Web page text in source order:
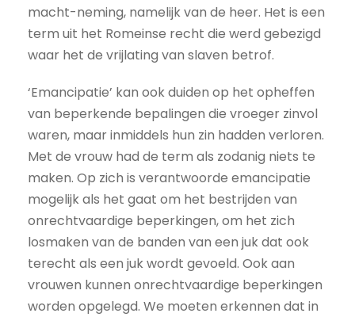
macht-neming, namelijk van de heer. Het is een
term uit het Romeinse recht die werd gebezigd
waar het de vrijlating van slaven betrof.
‘Emancipatie’ kan ook duiden op het opheffen
van beperkende bepalingen die vroeger zinvol
waren, maar inmiddels hun zin hadden verloren.
Met de vrouw had de term als zodanig niets te
maken. Op zich is verantwoorde emancipatie
mogelijk als het gaat om het bestrijden van
onrechtvaardige beperkingen, om het zich
losmaken van de banden van een juk dat ook
terecht als een juk wordt gevoeld. Ook aan
vrouwen kunnen onrechtvaardige beperkingen
worden opgelegd. We moeten erkennen dat in